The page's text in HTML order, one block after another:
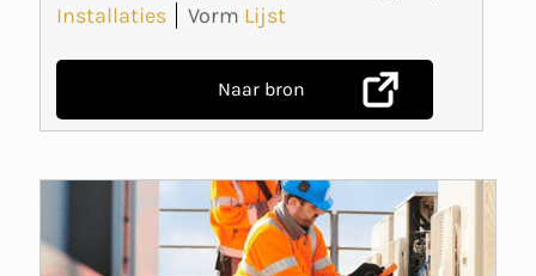
Installaties
Vorm Lijst
Naar bron